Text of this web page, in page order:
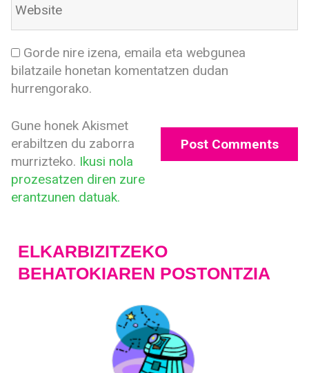
Gorde nire izena, emaila eta webgunea
bilatzaile honetan komentatzen dudan
hurrengorako.
Gune honek Akismet
erabiltzen du zaborra
murrizteko. Ikusi nola
prozesatzen diren zure
erantzunen datuak.
ELKARBIZITZEKO
BEHATOKIAREN POSTONTZIA